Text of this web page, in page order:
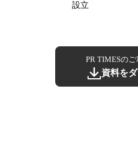
設立
PR TIMESの
資料を